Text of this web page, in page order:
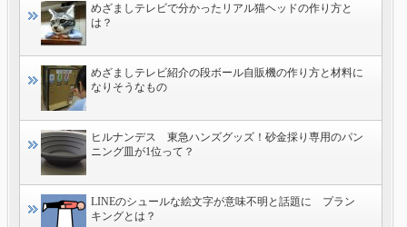
めざましテレビで分かったリアル猫ヘッドの作り方と
は？
めざましテレビ紹介の段ボール自販機の作り方と材料に
なりそうなもの
ヒルナンデス 東急ハンズグッズ！砂金採り専用のパン
ニング皿が1位って？
LINEのシュールな絵文字が意味不明と話題に プラン
キングとは？